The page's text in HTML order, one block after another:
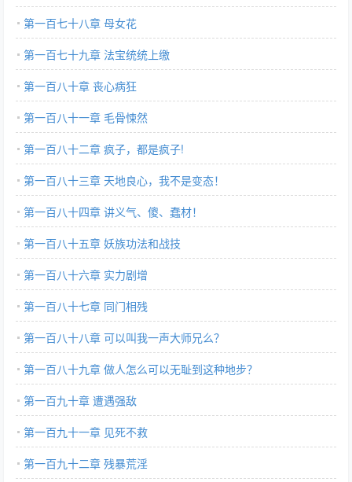
第一百七十八章 母女花
第一百七十九章 法宝统统上缴
第一百八十章 丧心病狂
第一百八十一章 毛骨悚然
第一百八十二章 疯子，都是疯子!
第一百八十三章 天地良心，我不是变态！
第一百八十四章 讲义气、傻、蠢材！
第一百八十五章 妖族功法和战技
第一百八十六章 实力剧增
第一百八十七章 同门相残
第一百八十八章 可以叫我一声大师兄么？
第一百八十九章 做人怎么可以无耻到这种地步？
第一百九十章 遭遇强敌
第一百九十一章 见死不救
第一百九十二章 残暴荒淫